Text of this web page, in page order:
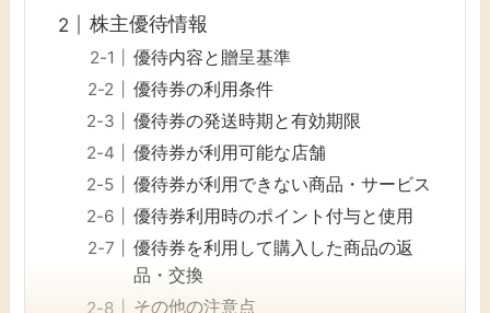
株主優待情報
優待内容と贈呈基準
優待券の利用条件
優待券の発送時期と有効期限
優待券が利用可能な店舗
優待券が利用できない商品・サービス
優待券利用時のポイント付与と使用
優待券を利用して購入した商品の返
品・交換
その他の注意点